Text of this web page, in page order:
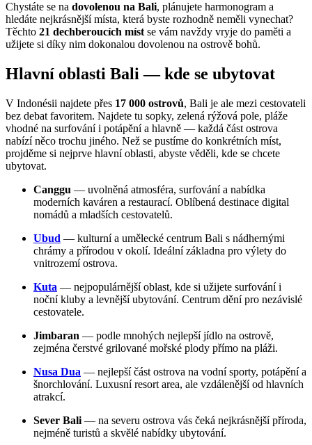
Chystáte se na dovolenou na Bali, plánujete harmonogram a
hledáte nejkrásnější místa, která byste rozhodně neměli vynechat?
Těchto 21 dechberoucích místse vám navždy vryje do paměti a
užijete si díky nim dokonalou dovolenou na ostrově bohů.
Hlavní oblasti Bali — kde se ubytovat
V Indonésii najdete přes 17 000 ostrovů, Bali je ale mezi cestovateli
bez debat favoritem. Najdete tu sopky, zelená rýžová pole, pláže
vhodné na surfování i potápění a hlavně — každá část ostrova
nabízí něco trochu jiného. Než se pustíme do konkrétních míst,
projděme si nejprve hlavní oblasti, abyste věděli, kde se chcete
ubytovat.
Canggu — uvolněná atmosféra, surfování a nabídka
moderních kaváren a restaurací. Oblíbená destinace digital
nomádů a mladších cestovatelů.
Ubud — kulturní a umělecké centrum Bali s nádhernými
chrámy a přírodou v okolí. Ideální základna pro výlety do
vnitrozemí ostrova.
Kuta — nejpopulárnější oblast, kde si užijete surfování i
noční kluby a levnější ubytování. Centrum dění pro nezávislé
cestovatele.
Jimbaran — podle mnohých nejlepší jídlo na ostrově,
zejména čerstvé grilované mořské plody přímo na pláži.
Nusa Dua — nejlepší část ostrova na vodní sporty, potápění a
šnorchlování. Luxusní resort area, ale vzdálenější od hlavních
atrakcí.
Sever Bali — na severu ostrova vás čeká nejkrásnější příroda,
nejméně turistů a skvělé nabídky ubytování.